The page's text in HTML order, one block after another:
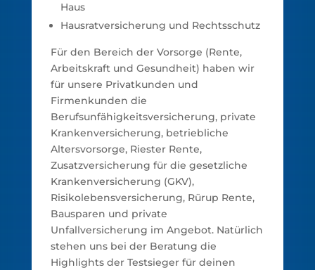
Haus
Hausratversicherung und Rechtsschutz
Für den Bereich der Vorsorge (Rente,
Arbeitskraft und Gesundheit) haben wir
für unsere Privatkunden und
Firmenkunden die
Berufsunfähigkeitsversicherung, private
Krankenversicherung, betriebliche
Altersvorsorge, Riester Rente,
Zusatzversicherung für die gesetzliche
Krankenversicherung (GKV),
Risikolebensversicherung, Rürup Rente,
Bausparen und private
Unfallversicherung im Angebot. Natürlich
stehen uns bei der Beratung die
Highlights der Testsieger für deinen